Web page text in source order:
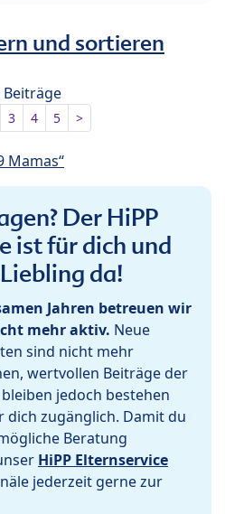
und sortieren
Beiträge
3 4 5 >
Mamas“
Der HiPP
ist für dich und
da!
Jahren betreuen wir
mehr aktiv. Neue
sind nicht mehr
wertvollen Beiträge der
jedoch bestehen
zugänglich. Damit du
Beratung
HiPP Elternservice
jederzeit gerne zur